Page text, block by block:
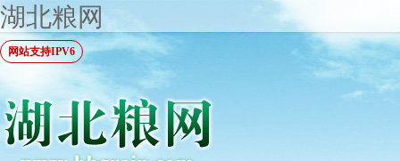
湖北粮网
网站支持IPV6